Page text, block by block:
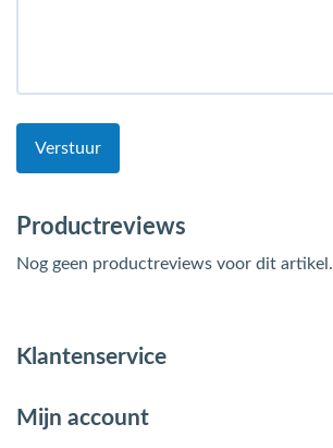
Verstuur
Productreviews
Nog geen productreviews voor dit artikel.
Klantenservice
Mijn account